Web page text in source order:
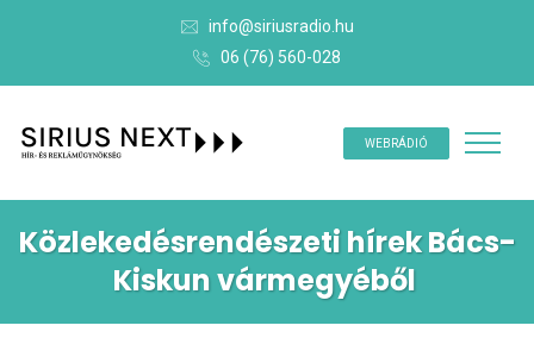
info@siriusradio.hu
06 (76) 560-028
WEBRÁDIÓ
Közlekedésrendészeti hírek Bács-
Kiskun vármegyéből